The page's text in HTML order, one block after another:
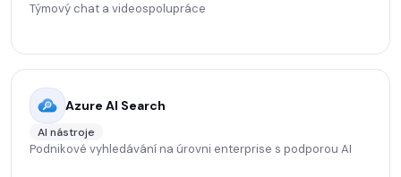
Týmový chat a videospolupráce
Azure AI Search
AI nástroje
Podnikové vyhledávání na úrovni enterprise s podporou AI